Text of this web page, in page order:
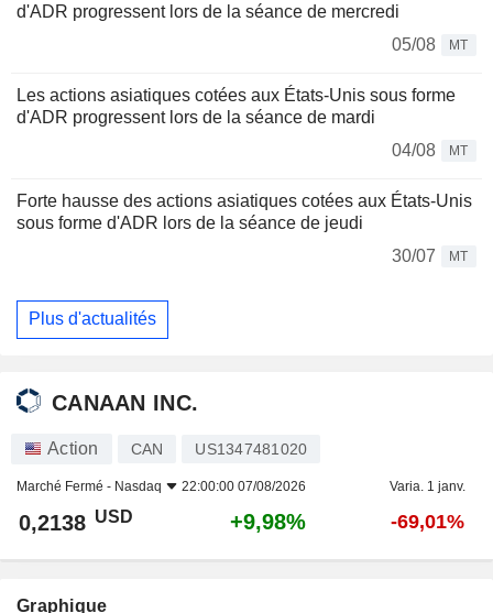
d'ADR progressent lors de la séance de mercredi
05/08
MT
Les actions asiatiques cotées aux États-Unis sous forme
d'ADR progressent lors de la séance de mardi
04/08
MT
Forte hausse des actions asiatiques cotées aux États-Unis
sous forme d'ADR lors de la séance de jeudi
30/07
MT
Plus d'actualités
CANAAN INC.
Action CAN US1347481020
Marché Fermé - Nasdaq 22:00:00 07/08/2026 Varia. 1 janv.
0,2138 USD +9,98% -69,01%
Graphique